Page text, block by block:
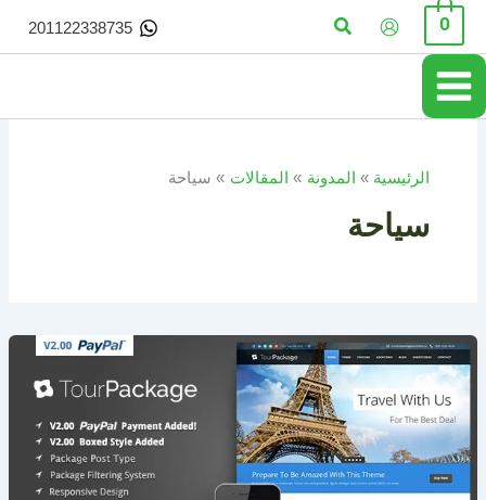
تخطي
المحتوى
0 البحث 201122338735
الرئيسية المدونة المقالات سياحة
سياحة